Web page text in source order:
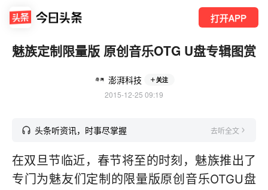
打开APP
魅族定制限量版 原创音乐OTG U盘专辑图赏
澎湃科技 关注
2015-12-25 09:19
头条听资讯，时事尽掌握 去听全文
在双旦节临近，春节将至的时刻，魅族推出了
专门为魅友们定制的限量版原创音乐OTGU盘